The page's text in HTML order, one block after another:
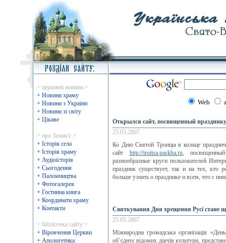
> церковні новини >
+ Новини храму
+ Новини з України
+ Новини зі світу
+ Цікаве
> про Зазим'є >
+ Історія села
+ Історія храму
+ Аудіоісторія
+ Сьогодення
+ Паломництва
+ Фотогалерея
+ Гостинна книга
+ Координати храму
+ Контакти
> бібліотека сайту >
+ Віровчення Церкви
+ Апологетика
Web
Открылся сайт, посвященный
25.05.2007
Ко Дню Святой Троицы в кольце
сайт http://troitsa.paskha.ru,
разнообразные круги пользователей
праздник существует, так и на тех, кто
больше узнать о празднике и всем, что с
Святкування Дня хрещення Русі стане
25.05.2007
Міжнародна громадська організація
об’єднує відомих діячів культури,